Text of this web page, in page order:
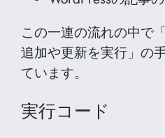
この一連の流れの中で
追加や更新を実行」の
ています。
実行コード